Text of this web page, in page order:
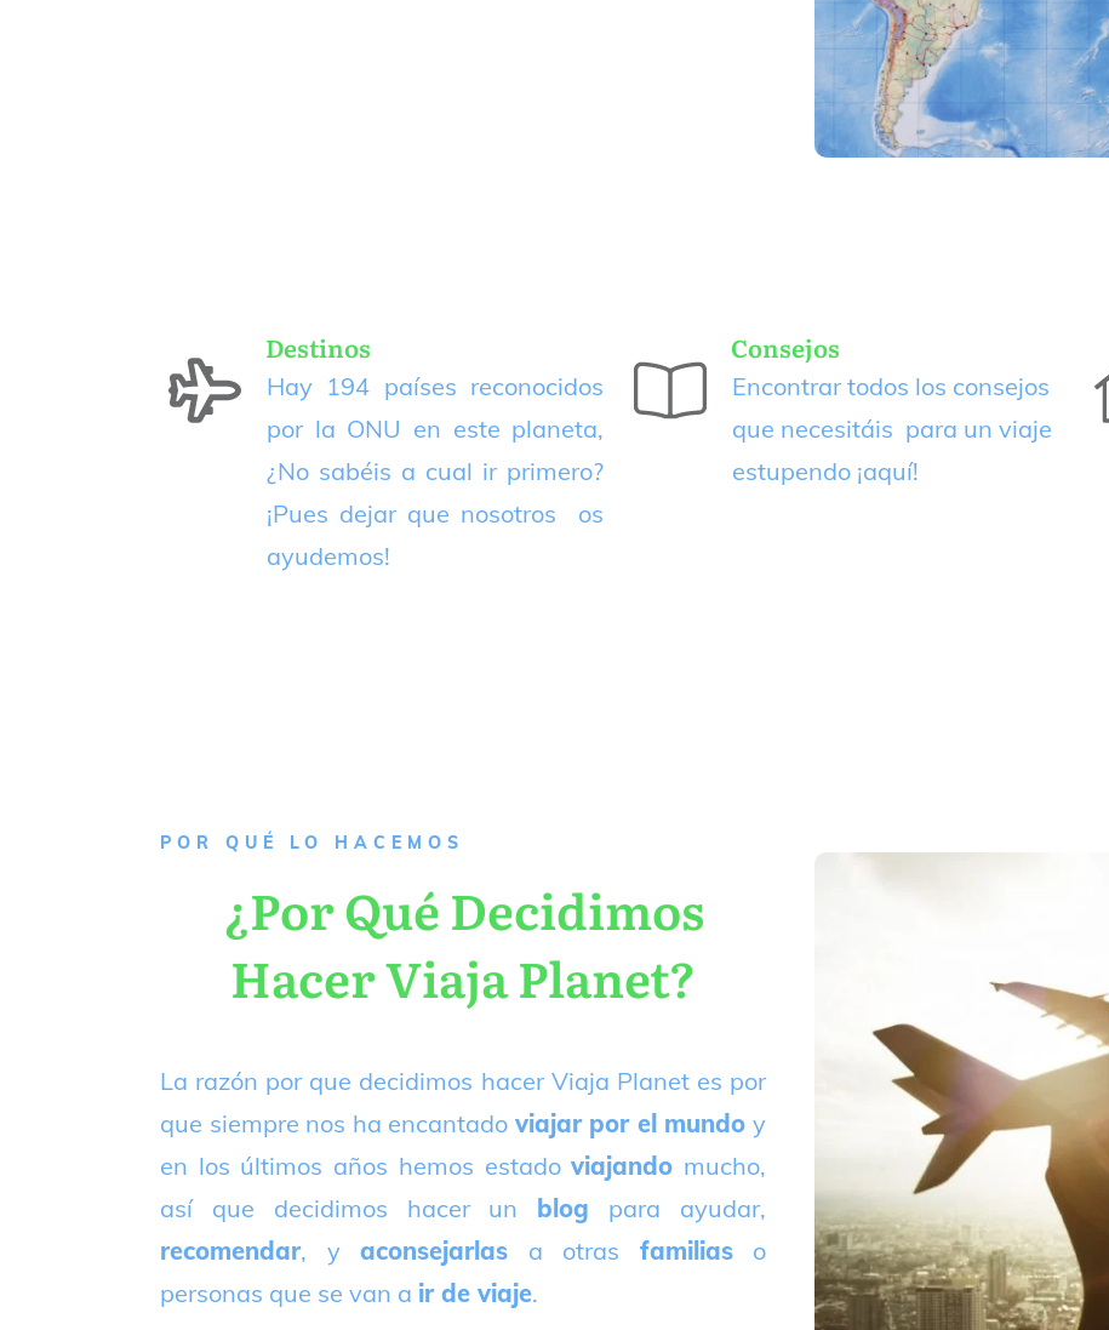
Destinos
Hay 194 países reconocidos
por la ONU en este planeta,
¿No sabéis a cual ir primero?
¡Pues dejar que nosotros os
ayudemos!
Consejos
Encontrar todos los consejos
que necesitáis para un viaje
estupendo ¡aquí!
P OR QUÉ LO HACEMOS
¿Por Qué Decidimos
Hacer Viaja Planet?
La razón por que decidimos hacer Viaja Planet es por
que siempre nos ha encantado viajar por el mundo y
en los últimos años hemos estadoviajando mucho,
así que decidimos hacer un blog para ayudar,
recomendar, y aconsejarlas a otras familiaso
personas que se van a ir de viaje.